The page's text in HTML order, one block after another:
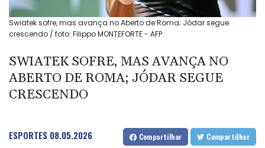
Swiatek sofre, mas avança no Aberto de Roma; Jódar segue
crescendo / foto: Filippo MONTEFORTE - AFP
SWIATEK SOFRE, MAS AVANÇA NO
ABERTO DE ROMA; JÓDAR SEGUE
CRESCENDO
ESPORTES 08.05.2026 Compartilhar Compartilhar